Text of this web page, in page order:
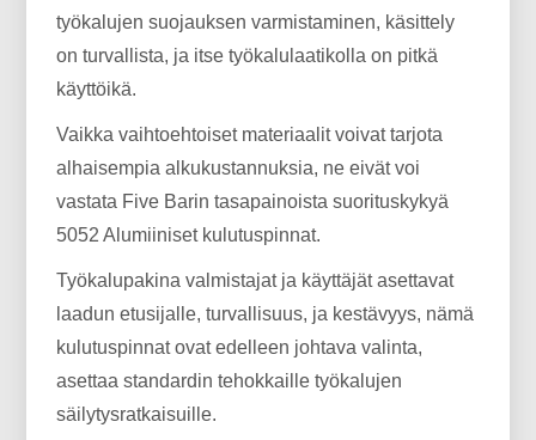
työkalujen suojauksen varmistaminen, käsittely
on turvallista, ja itse työkalulaatikolla on pitkä
käyttöikä.
Vaikka vaihtoehtoiset materiaalit voivat tarjota
alhaisempia alkukustannuksia, ne eivät voi
vastata Five Barin tasapainoista suorituskykyä
5052 Alumiiniset kulutuspinnat.
Työkalupakina valmistajat ja käyttäjät asettavat
laadun etusijalle, turvallisuus, ja kestävyys, nämä
kulutuspinnat ovat edelleen johtava valinta,
asettaa standardin tehokkaille työkalujen
säilytysratkaisuille.